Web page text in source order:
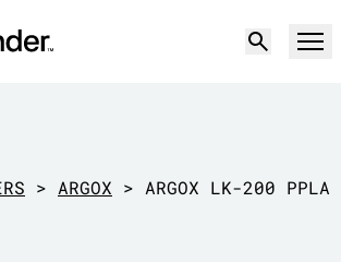
> ARGOX > ARGOX LK-200 PPLA